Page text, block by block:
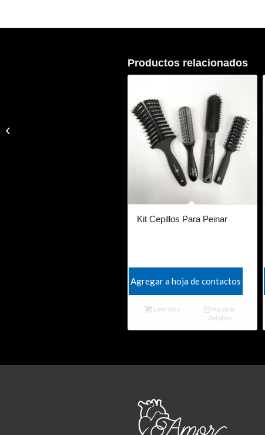
Productos relacionados
Kit Cepillos Para Peinar
Agregar a hoja de contactos
Leer más
Mostrar
detalles